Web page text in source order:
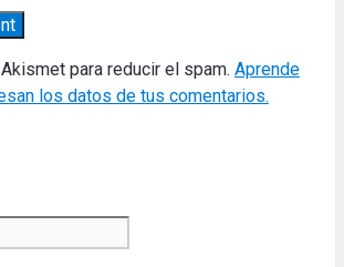
para reducir el spam. Aprende
los datos de tus comentarios.